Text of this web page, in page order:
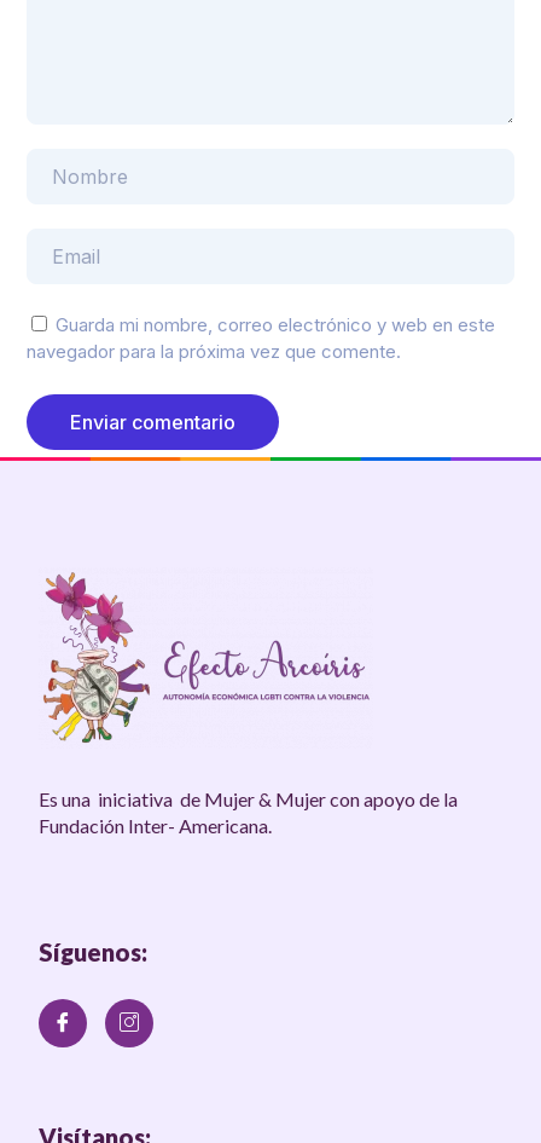
Guarda mi nombre, correo electrónico y web en este
navegador para la próxima vez que comente.
Es una iniciativa de Mujer & Mujer con apoyo de la
Fundación Inter- Americana.
Síguenos:
Visítanos: